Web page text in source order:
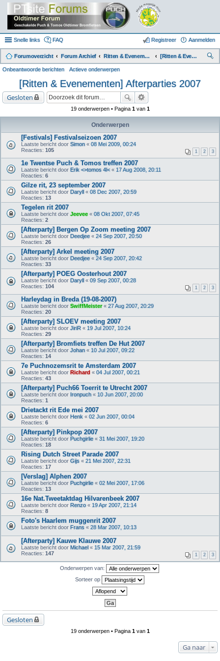
Snelle links FAQ Aanmelden
Registreer
Forumoverzicht Forum Archief Ritten & Evenementen (Archief)
[Ritten & Evenementen] Afterparties 2007
Onbeantwoorde berichten Actieve onderwerpen
[Ritten & Evenementen] Afterparties 2007
Gesloten
19 onderwerpen • Pagina 1van 1
Onderwerpen
[Festivals] Festivalseizoen 2007
Laatste bericht door Simon « 08 Mei 2009, 00:24
Reacties: 105 1 2 3
1e Twentse Puch & Tomos treffen 2007
Laatste bericht door Erik <>tomos 4l< « 17 Aug 2008, 20:11
Reacties: 6
Gilze rit, 23 september 2007
Laatste bericht door Daryll « 08 Dec 2007, 20:59
Reacties: 13
Tegelen rit 2007
Laatste bericht door Jeevee « 08 Okt 2007, 07:45
Reacties: 2
[Afterparty] Bergen Op Zoom meeting 2007
Laatste bericht door Deedjee « 24 Sep 2007, 20:50
Reacties: 26
[Afterparty] Arkel meeting 2007
Laatste bericht door Deedjee « 24 Sep 2007, 20:42
Reacties: 33
[Afterparty] POEG Oosterhout 2007
Laatste bericht door Daryll « 09 Sep 2007, 00:28
Reacties: 104 1 2 3
Harleydag in Breda (19-08-2007)
Laatste bericht door SwiffMeister« 27 Aug 2007, 20:29
Reacties: 20
[Afterparty] SLOEV meeting 2007
Laatste bericht door JiriR « 19 Jul 2007, 10:24
Reacties: 29
[Afterparty] Bromfiets treffen De Hut 2007
Laatste bericht door Johan « 10 Jul 2007, 09:22
Reacties: 14
7e Puchnozemsrit te Amsterdam 2007
Laatste bericht door Richard « 04 Jul 2007, 00:21
Reacties: 43
[Afterparty] Puch66 Toerrit te Utrecht 2007
Laatste bericht door Ironpuch « 10 Jun 2007, 20:00
Reacties: 1
Drietackt rit Ede mei 2007
Laatste bericht door Henk « 02 Jun 2007, 00:04
Reacties: 6
[Afterparty] Pinkpop 2007
Laatste bericht door Puchgirlie « 31 Mei 2007, 19:20
Reacties: 18
Rising Dutch Street Parade 2007
Laatste bericht door Gijs « 21 Mei 2007, 22:31
Reacties: 17
[Verslag] Alphen 2007
Laatste bericht door Puchgirlie « 02 Mei 2007, 17:06
Reacties: 13
16e Nat.Tweetaktdag Hilvarenbeek 2007
Laatste bericht door Renzo « 19 Apr 2007, 21:14
Reacties: 8
Foto's Haarlem muggenrit 2007
Laatste bericht door Frans « 28 Mar 2007, 10:13
[Afterparty] Kauwe Klauwe 2007
Laatste bericht door Michael « 15 Mar 2007, 21:59
Reacties: 147 1 2 3
Onderwerpen van:
Sorteer op
Gesloten
19 onderwerpen • Pagina 1van 1
Ga naar